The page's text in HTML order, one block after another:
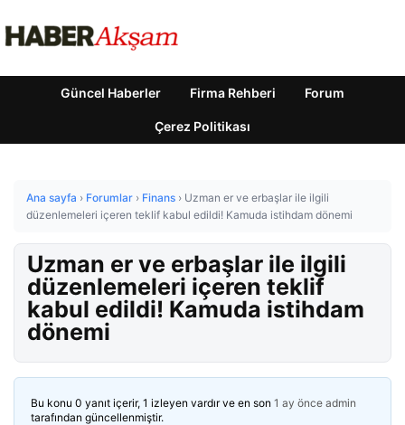
Güncel Haberler Firma Rehberi Forum
Çerez Politikası
Ana sayfa › Forumlar › Finans › Uzman er ve erbaşlar ile ilgili
düzenlemeleri içeren teklif kabul edildi! Kamuda istihdam dönemi
Uzman er ve erbaşlar ile ilgili
düzenlemeleri içeren teklif
kabul edildi! Kamuda istihdam
dönemi
Bu konu 0 yanıt içerir, 1 izleyen vardır ve en son 1 ay önce admin
tarafından güncellenmiştir.